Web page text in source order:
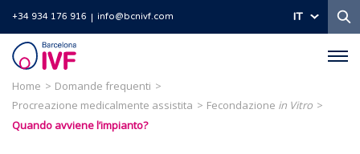
+34 934 176 916 info@bcnivf.com IT
Barcelona
IVF
Home
Domande frequenti
Procreazione medicalmente assistita
Fecondazione in Vitro
Quando avviene l’impianto?